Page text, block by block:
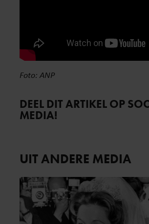
Foto: ANP
DEEL DIT ARTIKEL OP
MEDIA!
UIT ANDERE MEDIA